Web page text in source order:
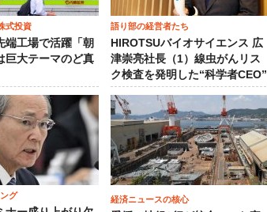
式投資
端工場で活躍「朝
巨大テーマのど真
語り部の経営者たち
HIROTSUバイオサイエンス 広
津崇亮社長（1）線虫がんリス
ク検査を発明した“科学者CEO”
グ 経済ニュースの核心